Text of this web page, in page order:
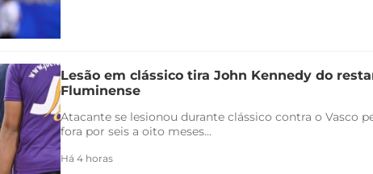
Lesão em clássico tira John Kennedy do
Fluminense
Atacante se lesionou durante clássico contra o Vasco
fora por seis a oito meses...
Há 4 horas